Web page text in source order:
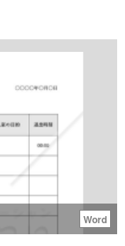
応が必要な質問
れを防ぎます。 ＜
できるため、プ
目やステータス
活用可能です。
Word